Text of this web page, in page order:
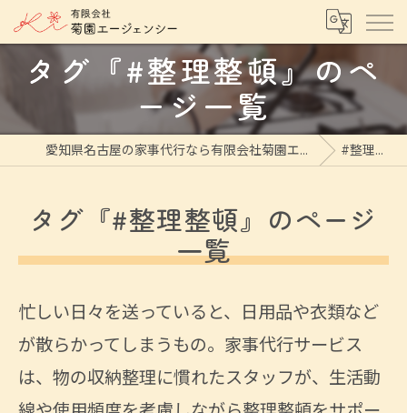
タグ『#整理整頓』のペ
ージ一覧
愛知県名古屋の家事代行なら有限会社菊園エージェンシー #整理整頓
タグ『#整理整頓』のページ
一覧
忙しい日々を送っていると、日用品や衣類など
が散らかってしまうもの。家事代行サービス
は、物の収納整理に慣れたスタッフが、生活動